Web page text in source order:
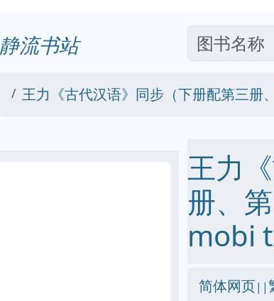
静流书站
王力《古代汉语》同步（下册配第三册
王力
册、
mobi
简体网页||